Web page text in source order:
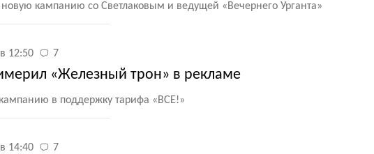
новую кампанию со Светлаковым и ведущей «Вечернего Урганта»
12:50 7
«Железный трон» в рекламе
в поддержку тарифа «ВСЕ!»
14:40 7